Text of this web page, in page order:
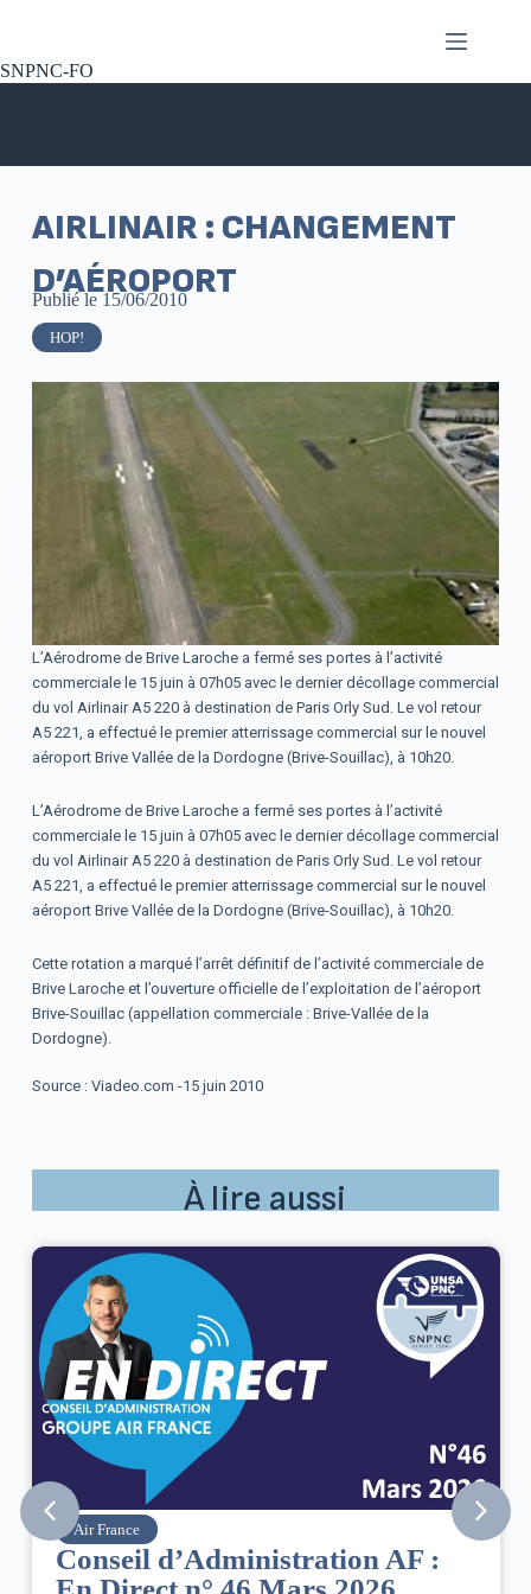
SNPNC-FO
AIRLINAIR : CHANGEMENT
D’AÉROPORT
Publié le 15/06/2010
HOP!
L’Aérodrome de Brive Laroche a fermé ses portes à l’activité
commerciale le 15 juin à 07h05 avec le dernier décollage commercial
du vol Airlinair A5 220 à destination de Paris Orly Sud. Le vol retour
A5 221, a effectué le premier atterrissage commercial sur le nouvel
aéroport Brive Vallée de la Dordogne (Brive-Souillac), à 10h20.
L’Aérodrome de Brive Laroche a fermé ses portes à l’activité
commerciale le 15 juin à 07h05 avec le dernier décollage commercial
du vol Airlinair A5 220 à destination de Paris Orly Sud. Le vol retour
A5 221, a effectué le premier atterrissage commercial sur le nouvel
aéroport Brive Vallée de la Dordogne (Brive-Souillac), à 10h20.
Cette rotation a marqué l’arrêt définitif de l’activité commerciale de
Brive Laroche et l’ouverture officielle de l’exploitation de l’aéroport
Brive-Souillac (appellation commerciale : Brive-Vallée de la
Dordogne).
Source : Viadeo.com -15 juin 2010
À lire aussi
Air France
Conseil d’Administration AF :